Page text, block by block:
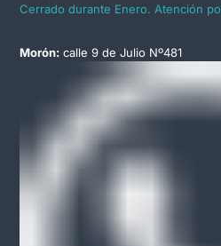
Cerrado durante Enero. Atención
Morón:calle 9 de Julio Nº481